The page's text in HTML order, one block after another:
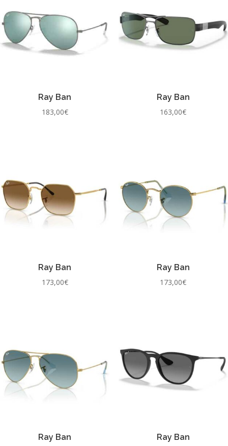
Ray Ban
183,00€
Ray Ban
163,00€
Ray Ban
173,00€
Ray Ban
173,00€
Ray Ban Ray Ban